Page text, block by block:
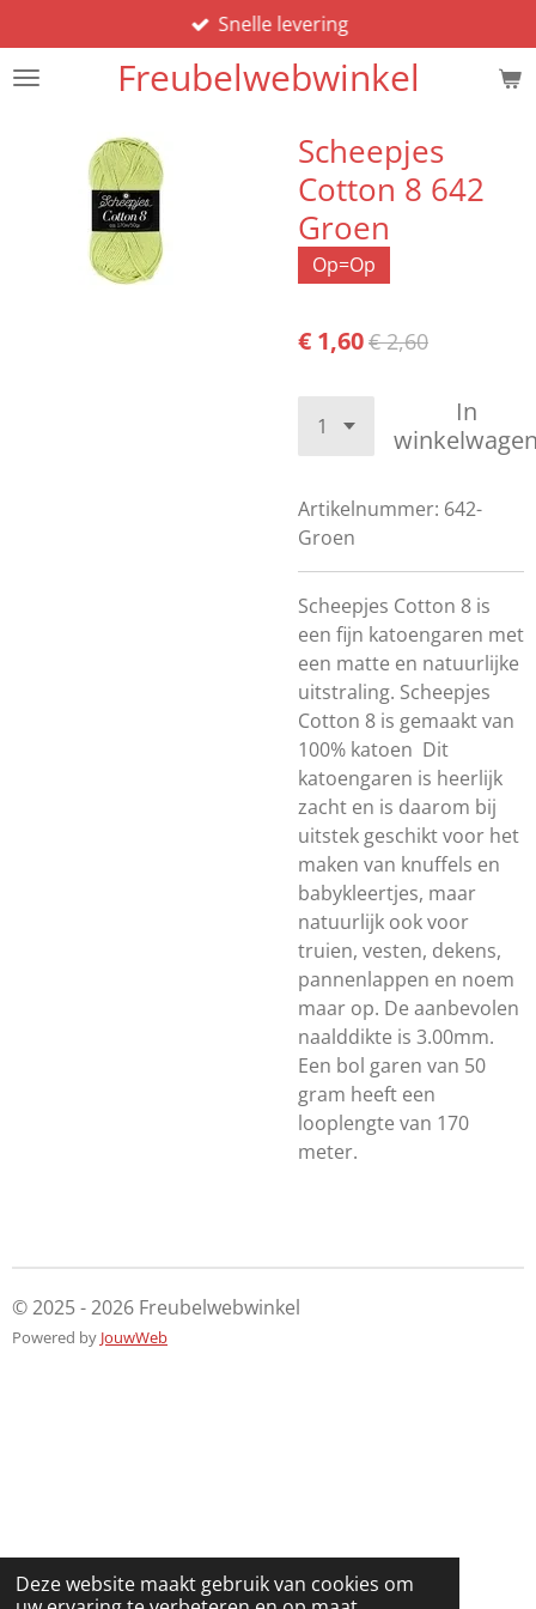
Deze website maakt gebruik van cookies om
direct
naar
hoofdinhoud
Freubelwebwinkel
Snelle levering
Scheepjes
Cotton 8 642
Groen
Op=Op
€ 1,60€ 2,60
In
Artikelnummer: 642-
Groen
Scheepjes Cotton 8 is
een fijn katoengaren met
een matte en natuurlijke
uitstraling. Scheepjes
Cotton 8 is gemaakt van
100% katoen Dit
katoengaren is heerlijk
zacht en is daarom bij
uitstek geschikt voor het
maken van knuffels en
babykleertjes, maar
natuurlijk ook voor
truien, vesten, dekens,
pannenlappen en noem
maar op. De aanbevolen
naalddikte is 3.00mm.
Een bol garen van 50
gram heeft een
looplengte van 170
meter.
© 2025 - 2026 Freubelwebwinkel
Powered by JouwWeb